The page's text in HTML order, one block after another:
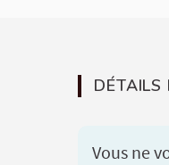
DÉTAILS
Vous ne